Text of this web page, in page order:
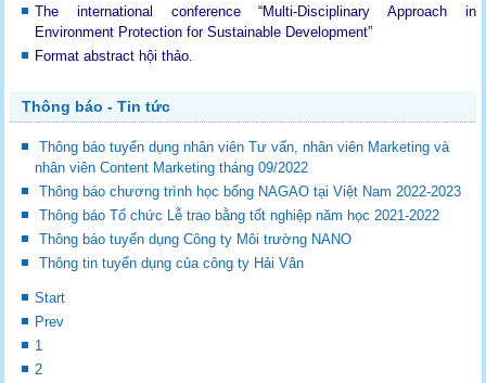
The international conference “Multi-Disciplinary Approach in
Environment Protection for Sustainable Development”
Format abstract hội thảo.
Thông báo - Tin tức
Thông báo tuyển dụng nhân viên Tư vấn, nhân viên Marketing và
nhân viên Content Marketing tháng 09/2022
Thông báo chương trình học bổng NAGAO tại Việt Nam 2022-2023
Thông báo Tổ chức Lễ trao bằng tốt nghiệp năm học 2021-2022
Thông báo tuyển dụng Công ty Môi trường NANO
Thông tin tuyển dụng của công ty Hải Vân
Start
Prev
1
2